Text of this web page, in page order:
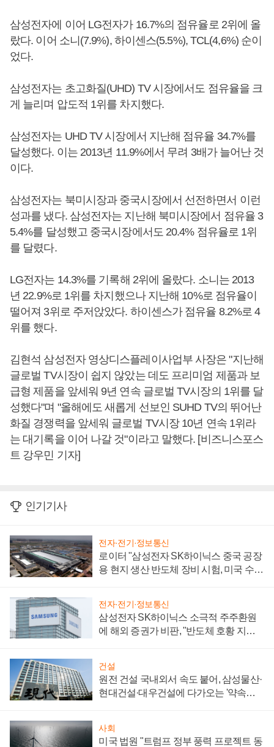
삼성전자에 이어 LG전자가 16.7%의 점유율로 2위에 올
랐다. 이어 소니(7.9%), 하이센스(5.5%), TCL(4,6%) 순이
었다.
삼성전자는 초고화질(UHD) TV 시장에서도 점유율을 크
게 늘리며 압도적 1위를 차지했다.
삼성전자는 UHD TV 시장에서 지난해 점유율 34.7%를
달성했다. 이는 2013년 11.9%에서 무려 3배가 늘어난 것
이다.
삼성전자는 북미시장과 중국시장에서 선전하면서 이런
성과를 냈다. 삼성전자는 지난해 북미시장에서 점유율 3
5.4%를 달성했고 중국시장에서도 20.4% 점유율로 1위
를 달렸다.
LG전자는 14.3%를 기록해 2위에 올랐다. 소니는 2013
년 22.9%로 1위를 차지했으나 지난해 10%로 점유율이
떨어져 3위로 주저앉았다. 하이센스가 점유율 8.2%로 4
위를 했다.
김현석 삼성전자 영상디스플레이사업부 사장은 "지난해
글로벌 TV시장이 쉽지 않았는 데도 프리미엄 제품과 보
급형 제품을 앞세워 9년 연속 글로벌 TV시장의 1위를 달
성했다"며 "올해에도 새롭게 선보인 SUHD TV의 뛰어난
화질 경쟁력을 앞세워 글로벌 TV시장 10년 연속 1위라
는 대기록을 이어 나갈 것"이라고 말했다. [비즈니스포스
트 강우민 기자]
인기기사
전자·전기·정보통신
로이터 "삼성전자 SK하이닉스 중국 공장
용 현지 생산 반도체 장비 시험, 미국 수출
전자·전기·정보통신
삼성전자 SK하이닉스 소극적 주주환원
에 해외 증권가 비판, "반도체 호황 지속
건설
원전 건설 국내외서 속도 붙어, 삼성물산·
현대건설·대우건설에 다가오는 '약속의
사회
미국 법원 "트럼프 정부 풍력 프로젝트 동